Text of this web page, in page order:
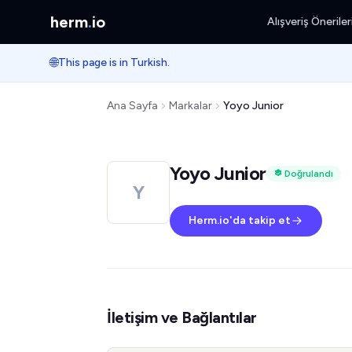
herm.io Alışveriş Önerileri
🌐This page is in Turkish.
Ana Sayfa Markalar Yoyo Junior
Y
Yoyo Junior Doğrulandı
Herm.io'da takip et
İletişim ve Bağlantılar